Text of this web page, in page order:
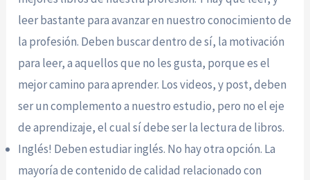
leer bastante para avanzar en nuestro conocimiento de
la profesión. Deben buscar dentro de sí, la motivación
para leer, a aquellos que no les gusta, porque es el
mejor camino para aprender. Los videos, y post, deben
ser un complemento a nuestro estudio, pero no el eje
de aprendizaje, el cual sí debe ser la lectura de libros.
Inglés! Deben estudiar inglés. No hay otra opción. La
mayoría de contenido de calidad relacionado con